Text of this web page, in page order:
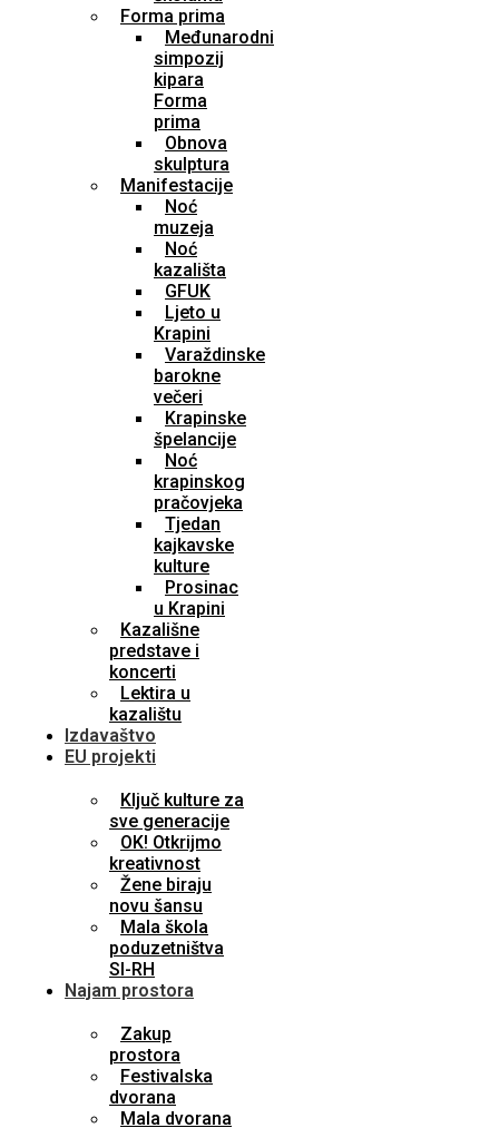
Forma prima
Međunarodni
simpozij
kipara
Forma
prima
Obnova
skulptura
Manifestacije
Noć
muzeja
Noć
kazališta
GFUK
Ljeto u
Krapini
Varaždinske
barokne
večeri
Krapinske
špelancije
Noć
krapinskog
pračovjeka
Tjedan
kajkavske
kulture
Prosinac
u Krapini
Kazališne
predstave i
koncerti
Lektira u
kazalištu
Izdavaštvo
EU projekti
Ključ kulture za
sve generacije
OK! Otkrijmo
kreativnost
Žene biraju
novu šansu
Mala škola
poduzetništva
SI-RH
Najam prostora
Zakup
prostora
Festivalska
dvorana
Mala dvorana